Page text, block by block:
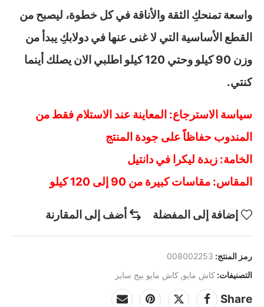
واسعة تمنحكِ الثقة والأناقة في كل خطوة، ليصبح من
القطع الأساسية التي لا غنى عنها في دولابكِ يبدأ من
وزن 90 كيلو وحتي 120 كيلو اطلبي الان يصلك أينما
كنتي.
سياسة الاسترجاع: المعاينة عند الاستلام فقط من
المندوب حفاظاً على جودة المنتج
الخامة: زبدة ليكرا في دانتيل
المقاس: مقاسات كبيرة من 90 إلى 120 كيلو
إضافة إلى المفضلة أضف إلى المقارنة
رمز المنتج: 008002253
التصنيفات: كاش مايو, كاش مايو بيج سايز
Share